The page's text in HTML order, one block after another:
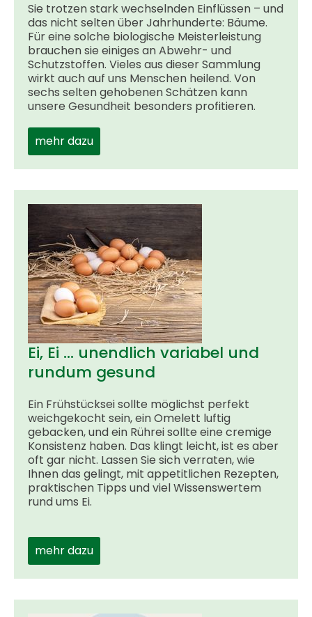
Sie trotzen stark wechselnden Einflüssen – und
das nicht selten über Jahrhunderte: Bäume.
Für eine solche biologische Meisterleistung
brauchen sie einiges an Abwehr- und
Schutzstoffen. Vieles aus dieser Sammlung
wirkt auch auf uns Menschen heilend. Von
sechs selten gehobenen Schätzen kann
unsere Gesundheit besonders profitieren.
mehr dazu
Ei, Ei ... unendlich variabel und
rundum gesund
Ein Frühstücksei sollte möglichst perfekt
weichgekocht sein, ein Omelett luftig
gebacken, und ein Rührei sollte eine cremige
Konsistenz haben. Das klingt leicht, ist es aber
oft gar nicht. Lassen Sie sich verraten, wie
Ihnen das gelingt, mit appetitlichen Rezepten,
praktischen Tipps und viel Wissenswertem
rund ums Ei.
mehr dazu